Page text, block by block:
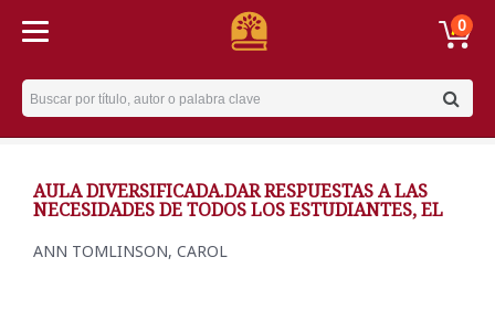
0
Username
AULA DIVERSIFICADA.DAR RESPUESTAS A LAS
NECESIDADES DE TODOS LOS ESTUDIANTES, EL
ANN TOMLINSON, CAROL